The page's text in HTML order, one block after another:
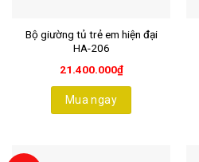
Bộ giường tủ trẻ em hiện đại
HA-206
21.400.000₫
Mua ngay